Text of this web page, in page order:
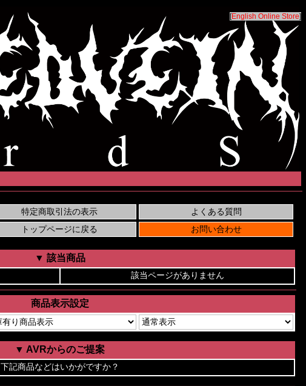
[English Online Store]
▼ 該当商品
該当ページがありません
商品表示設定
▼ AVRからのご提案
下記商品などはいかがですか？